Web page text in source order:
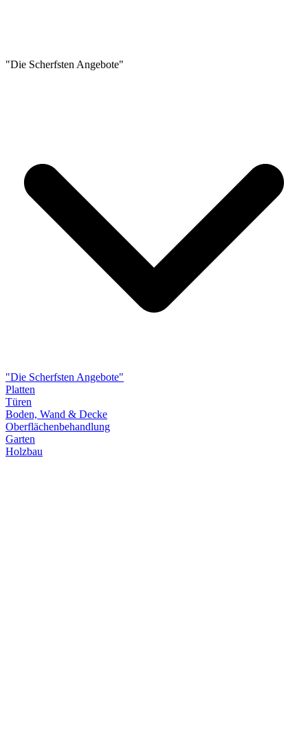
"Die Scherfsten Angebote"
"Die Scherfsten Angebote"
Platten
Türen
Boden, Wand & Decke
Oberflächenbehandlung
Garten
Holzbau